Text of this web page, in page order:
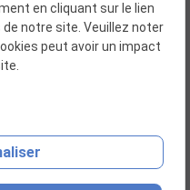
- lubrifiants
en cliquant sur le lien
notre site. Veuillez noter
peut avoir un impact